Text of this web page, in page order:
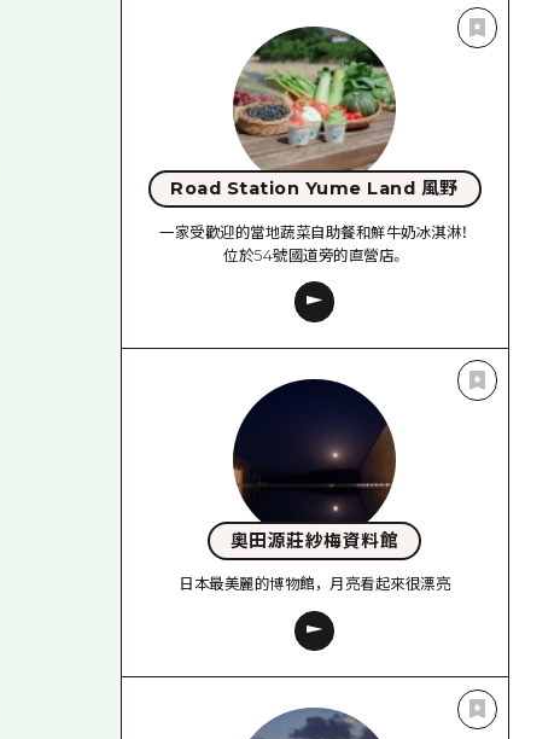
Road Station Yume Land 風野
一家受歡迎的當地蔬菜自助餐和鮮牛奶冰淇淋！
位於54號國道旁的直營店。
奧田源莊紗梅資料館
日本最美麗的博物館，月亮看起來很漂亮